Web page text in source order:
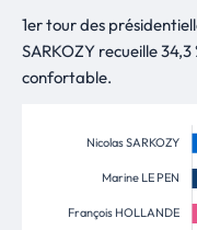
1er tour des
SARKOZY recueille
confortable.